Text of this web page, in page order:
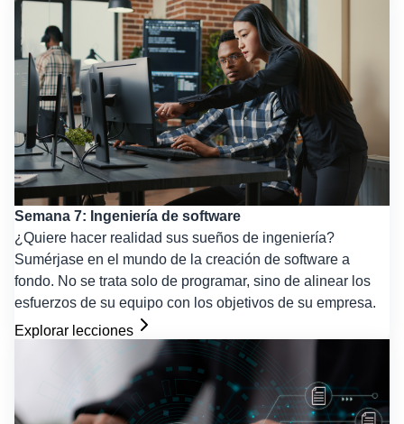
Semana 7: Ingeniería de software
¿Quiere hacer realidad sus sueños de ingeniería?
Sumérjase en el mundo de la creación de software a
fondo. No se trata solo de programar, sino de alinear los
esfuerzos de su equipo con los objetivos de su empresa.
Explorar lecciones